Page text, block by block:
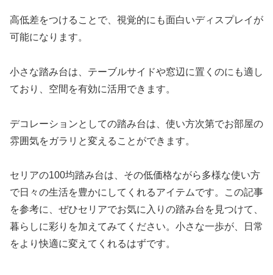
高低差をつけることで、視覚的にも面白いディスプレイが
可能になります。
小さな踏み台は、テーブルサイドや窓辺に置くのにも適し
ており、空間を有効に活用できます。
デコレーションとしての踏み台は、使い方次第でお部屋の
雰囲気をガラリと変えることができます。
セリアの100均踏み台は、その低価格ながら多様な使い方
で日々の生活を豊かにしてくれるアイテムです。この記事
を参考に、ぜひセリアでお気に入りの踏み台を見つけて、
暮らしに彩りを加えてみてください。小さな一歩が、日常
をより快適に変えてくれるはずです。